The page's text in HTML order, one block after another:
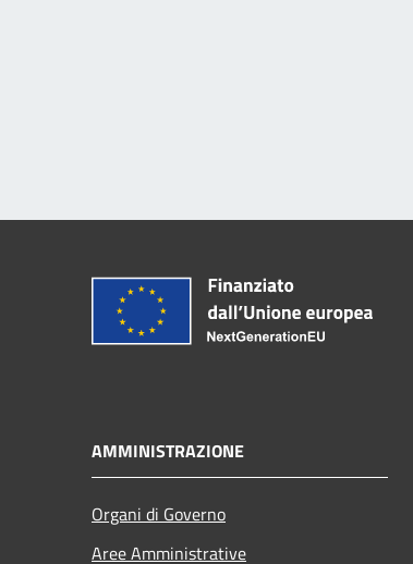
AMMINISTRAZIONE
Organi di Governo
Aree Amministrative